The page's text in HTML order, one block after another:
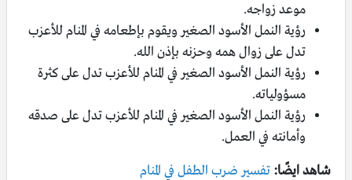
موعد زواجه.
رؤية النمل الأسود الصغير ويقوم بإطعامه في المنام للأعزب
تدل على زوال همه وحزنه بإذن الله.
رؤية النمل الأسود الصغير في المنام للأعزب تدل على كثرة
مسؤولياته.
رؤية النمل الأسود الصغير في المنام للأعزب تدل على صدقه
وأمانته في العمل.
شاهد ايضًا: تفسير ضرب الطفل في المنام